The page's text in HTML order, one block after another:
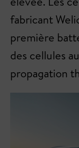
fabricant
première
des cellules
propagation